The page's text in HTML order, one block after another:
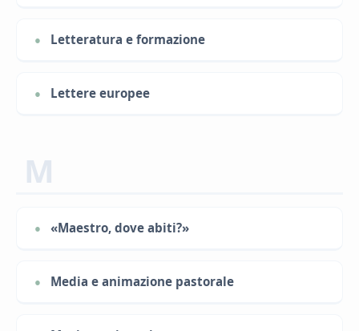
Letteratura e formazione
Lettere europee
M
«Maestro, dove abiti?»
Media e animazione pastorale